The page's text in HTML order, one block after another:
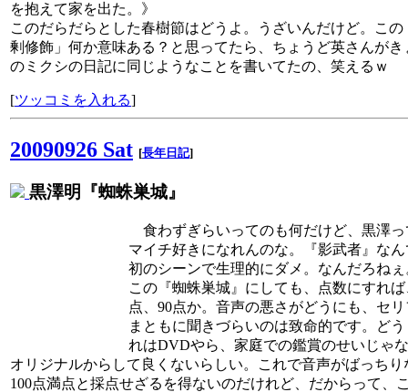
を抱えて家を出た。》
このだらだらとした春樹節はどうよ。うざいんだけど。この
剰修飾」何か意味ある？と思ってたら、ちょうど英さんがき
のミクシの日記に同じようなことを書いてたの、笑えるｗ
[ツッコミを入れる]
20090926 Sat [長年日記]
黒澤明『蜘蛛巣城』
食わずぎらいってのも何だけど、黒澤っ
マイチ好きになれんのな。『影武者』な
初のシーンで生理的にダメ。なんだろねぇ
この『蜘蛛巣城』にしても、点数にすれば
点、90点か。音声の悪さがどうにも、セ
まともに聞きづらいのは致命的です。ど
れはDVDやら、家庭での鑑賞のせいじゃ
オリジナルからして良くないらしい。これで音声がばっちり
100点満点と採点せざるを得ないのだけれど、だからって、